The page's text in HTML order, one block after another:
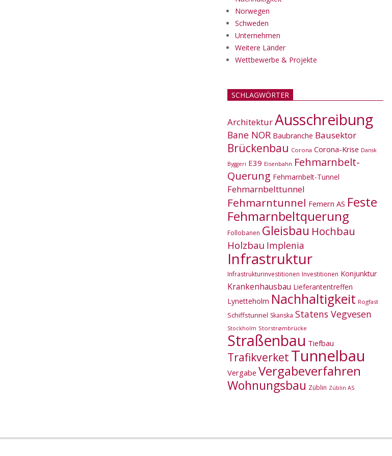
Norwegen
Schweden
Unternehmen
Weitere Länder
Wettbewerbe & Projekte
SCHLAGWÖRTER
ArchitekturAusschreibung
Bane NOR Baubranche Bausektor
Brückenbau Corona Corona-Krise Dansk
Byggeri E39 Eisenbahn Fehmarnbelt-
Querung Fehmarnbelt-Tunnel
Fehmarnbelttunnel
Fehmarntunnel Femern AS Feste
Fehmarnbeltquerung
Follobanen Gleisbau Hochbau
Holzbau Implenia
Infrastruktur
Infrastrukturinvestitionen Investitionen Konjunktur
Krankenhausbau Lieferantentreffen
Lynetteholm Nachhaltigkeit Rogfast
Schiffstunnel Skanska Statens Vegvesen
Stockholm Storstrømbrücke
Straßenbau Tiefbau
Trafikverket Tunnelbau
Vergabe Vergabeverfahren
Wohnungsbau Züblin Züblin AS